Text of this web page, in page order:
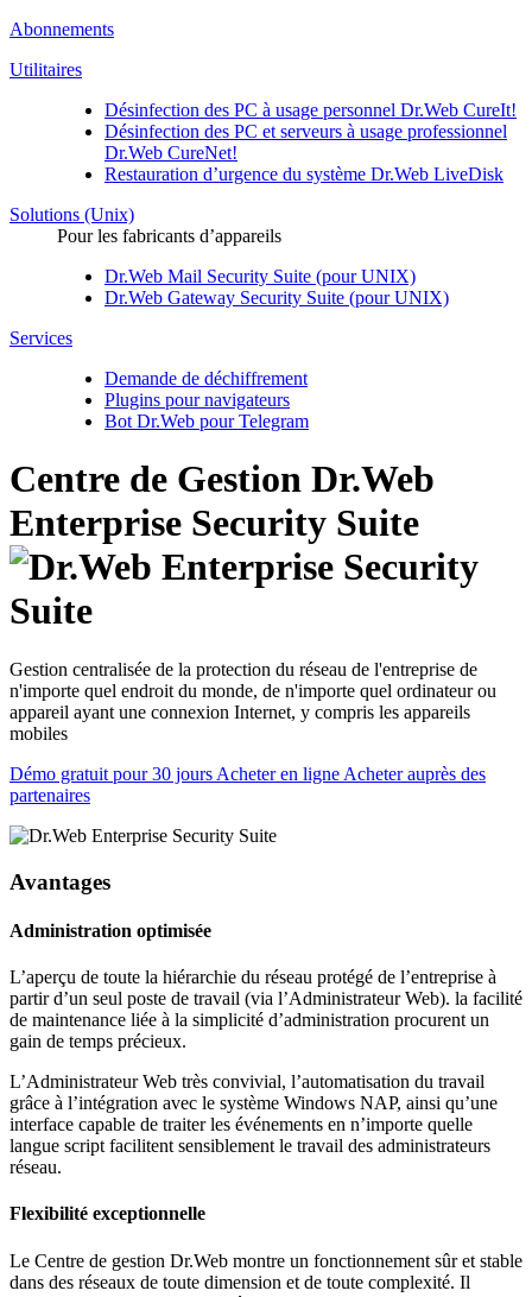
Abonnements
Utilitaires
Désinfection des PC à usage personnel Dr.Web CureIt!
Désinfection des PC et serveurs à usage professionnel
Dr.Web CureNet!
Restauration d’urgence du système Dr.Web LiveDisk
Solutions (Unix)
Pour les fabricants d’appareils
Dr.Web Mail Security Suite (pour UNIX)
Dr.Web Gateway Security Suite (pour UNIX)
Services
Demande de déchiffrement
Plugins pour navigateurs
Bot Dr.Web pour Telegram
Centre de Gestion Dr.Web
Enterprise Security Suite
Gestion centralisée de la protection du réseau de l'entreprise de
n'importe quel endroit du monde, de n'importe quel ordinateur ou
appareil ayant une connexion Internet, y compris les appareils
mobiles
Démo gratuit pour 30 jours Acheter en ligne Acheter auprès des
partenaires
Avantages
Administration optimisée
L’aperçu de toute la hiérarchie du réseau protégé de l’entreprise à
partir d’un seul poste de travail (via l’Administrateur Web). la facilité
de maintenance liée à la simplicité d’administration procurent un
gain de temps précieux.
L’Administrateur Web très convivial, l’automatisation du travail
grâce à l’intégration avec le système Windows NAP, ainsi qu’une
interface capable de traiter les événements en n’importe quelle
langue script facilitent sensiblement le travail des administrateurs
réseau.
Flexibilité exceptionnelle
Le Centre de gestion Dr.Web montre un fonctionnement sûr et stable
dans des réseaux de toute dimension et de toute complexité. Il